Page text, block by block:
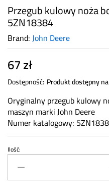
Przegub kulowy noża
5ZN18384
Brand:John Deere
67zł
Dostępność: Produkt dostępny
Oryginalny przegub kulowy
maszyn marki John Deere
Numer katalogowy:
Przegub
kulowy
noża
Ilość: